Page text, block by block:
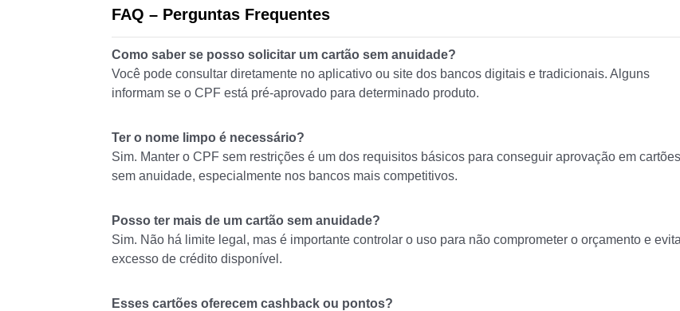
FAQ – Perguntas Frequentes
Como saber se posso solicitar um cartão sem anuidade?
Você pode consultar diretamente no aplicativo ou site dos bancos digitais e tradicionais. Alguns
informam se o CPF está pré-aprovado para determinado produto.
Ter o nome limpo é necessário?
Sim. Manter o CPF sem restrições é um dos requisitos básicos para conseguir aprovação em cartões
sem anuidade, especialmente nos bancos mais competitivos.
Posso ter mais de um cartão sem anuidade?
Sim. Não há limite legal, mas é importante controlar o uso para não comprometer o orçamento e
excesso de crédito disponível.
Esses cartões oferecem cashback ou pontos?